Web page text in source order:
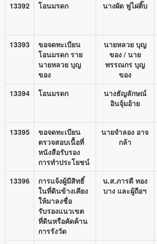
13392 โอนมรดก นางผัด ฟูไฝติ๊บ
13393
ขอจดทะเบียน
โอนมรดก ราย
นายหลวย บุญ
ของ
นายหลวย บุญ
ของ / นาย
พรรณกร บุญ
ของ
13394
โอนมรดก
นางธัญลักษณ์
อินจุ้มอ้าย
13395
ขอจดทะเบียน
ตรวจสอบเนื้อที่
หนังสือรับรอง
การทำประโยชน์
นายจำลอง อาจ
กล้า
13396
การแจ้งผู้มีสิทธิ์
ในที่ดินข้างเคียง
ให้มาลงชื่อ
รับรองแนวเขต
ที่ดินหรือคัดค้าน
การรังวัด
น.ส.ภารดี ทอง
บาง และผู้ถือฯ